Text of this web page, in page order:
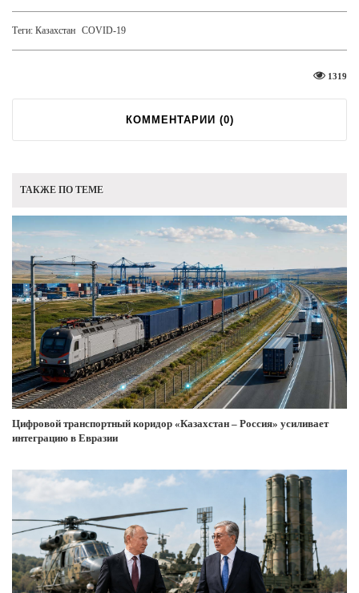
Теги: Казахстан COVID-19
1319
КОММЕНТАРИИ (0)
ТАКЖЕ ПО ТЕМЕ
Цифровой транспортный коридор «Казахстан – Россия» усиливает
интеграцию в Евразии